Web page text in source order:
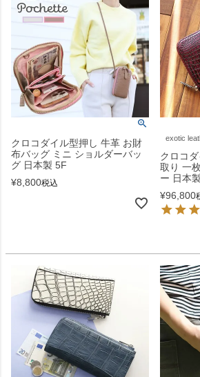
クロコダイル型押し 牛革 お財
布バッグ ミニ ショルダーバッ
グ 日本製 5F
¥8,800税込
exotic
クロコ
取り 一
ー 日本
¥96,800